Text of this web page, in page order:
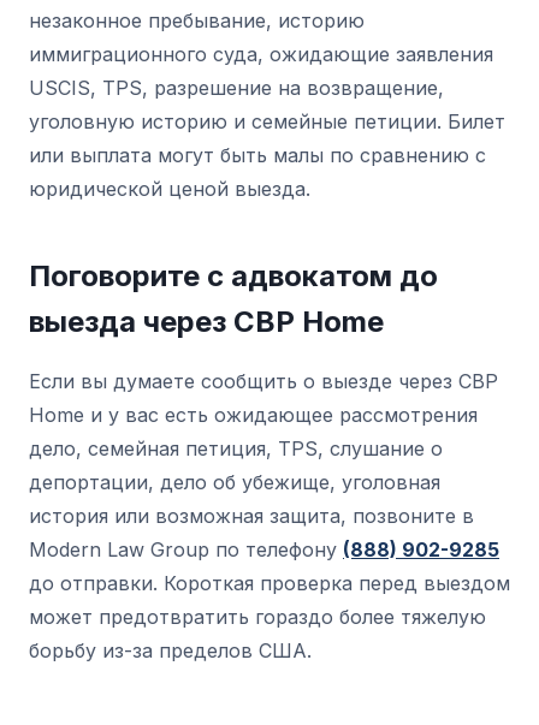
незаконное пребывание, историю
иммиграционного суда, ожидающие заявления
USCIS, TPS, разрешение на возвращение,
уголовную историю и семейные петиции. Билет
или выплата могут быть малы по сравнению с
юридической ценой выезда.
Поговорите с адвокатом до
выезда через CBP Home
Если вы думаете сообщить о выезде через CBP
Home и у вас есть ожидающее рассмотрения
дело, семейная петиция, TPS, слушание о
депортации, дело об убежище, уголовная
история или возможная защита, позвоните в
Modern Law Group по телефону (888) 902-9285
до отправки. Короткая проверка перед выездом
может предотвратить гораздо более тяжелую
борьбу из-за пределов США.